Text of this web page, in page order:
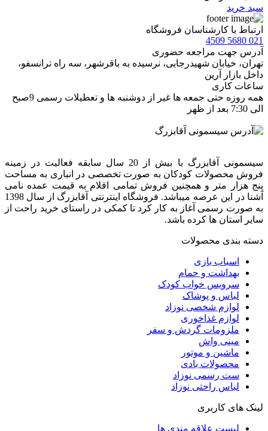
سبد خرید
ارتباط با کارشناسان فروشگاه
021 5680 4509
آدرس جهت مراجعه حضوری
تهران، خيابان شهيدرجايى، نرسیده به باقرشهر، سه راه ترانسفو،
داخل بازار آرین
ساعات کاری
همه روزه حتی جمعه ها غیر از دوشنبه ها و تعطیلات رسمی 9صبح
الی 7:30 بعد از ظهر
سیسمونی آقابزرگ با بیش از 20 سال سابقه فعالیت در زمینه
فروش محصولات کودکان به صورت تخصصی در انباری به مساحت
پنج هزار متر و همچنین فروش تمامی اقلام به قیمت عمده نامی
آشنا در این عرصه میباشد. فروشگاه اینترنتی آقابزرگ از سال 1398
به صورت رسمی آغاز به کار کرد تا کمکی در راستای خرید راحت از
سایر استان ها کرده باشد.
دسته بندی محصولات
اسباب بازی
بهداشت و حمام
سرویس خواب کودک
لباس و پوشاک
لوازم شخصی نوزاد
لوازم غذاخوری
ملزومات گردش و سفر
مینی واش
ماشین و موتور
محصولات بادی
ست رسمی نوزاد
لباس راحتی نوزاد
لینک های کاربری
لیست علاقه مندی ها